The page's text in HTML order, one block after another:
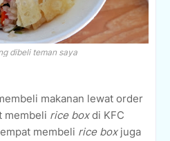
dibeli teman saya
makanan lewat order
membeli rice boxdi KFC
membeli rice boxjuga